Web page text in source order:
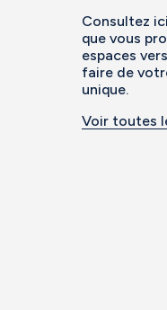
Consultez
que vous
espaces
faire de
unique.
Voir toutes